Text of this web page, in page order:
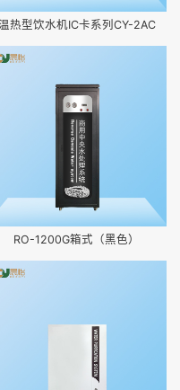
热型饮水机IC卡系列CY-2AC
RO-1200G箱式（黑色）